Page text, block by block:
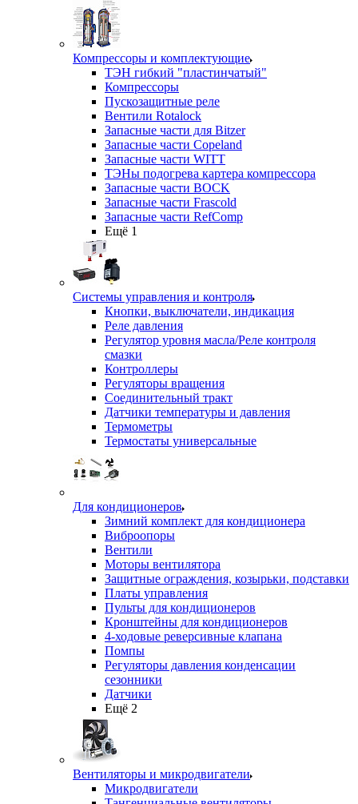
Компрессоры и комплектующие
ТЭН гибкий "пластинчатый"
Компрессоры
Пускозащитные реле
Вентили Rotalock
Запасные части для Bitzer
Запасные части Copeland
Запасные части WITT
ТЭНы подогрева картера компрессора
Запасные части BOCK
Запасные части Frascold
Запасные части RefComp
Ещё 1
Системы управления и контроля
Кнопки, выключатели, индикация
Реле давления
Регулятор уровня масла/Реле контроля
смазки
Контроллеры
Регуляторы вращения
Соединительный тракт
Датчики температуры и давления
Термометры
Термостаты универсальные
Для кондиционеров
Зимний комплект для кондиционера
Виброопоры
Вентили
Моторы вентилятора
Защитные ограждения, козырьки, подставки
Платы управления
Пульты для кондиционеров
Кронштейны для кондиционеров
4-ходовые реверсивные клапана
Помпы
Регуляторы давления конденсации
сезонники
Датчики
Ещё 2
Вентиляторы и микродвигатели
Микродвигатели